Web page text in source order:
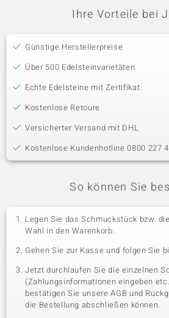
Ihre Vorteile bei
Günstige Herstellerpreise
Über 500 Edelsteinvarietäten
Echte Edelsteine mit Zertifikat
Kostenlose Retoure
Versicherter Versand mit DHL
Kostenlose Kundenhotline 0800 227
So können Sie
Legen Sie das Schmuckstück bzw.
Wahl in den Warenkorb.
Gehen Sie zur Kasse und folgen Sie
Jetzt durchlaufen Sie die einzelnen
(Zahlungsinformationen eingeben
bestätigen Sie unsere AGB und
die Bestellung abschließen können.